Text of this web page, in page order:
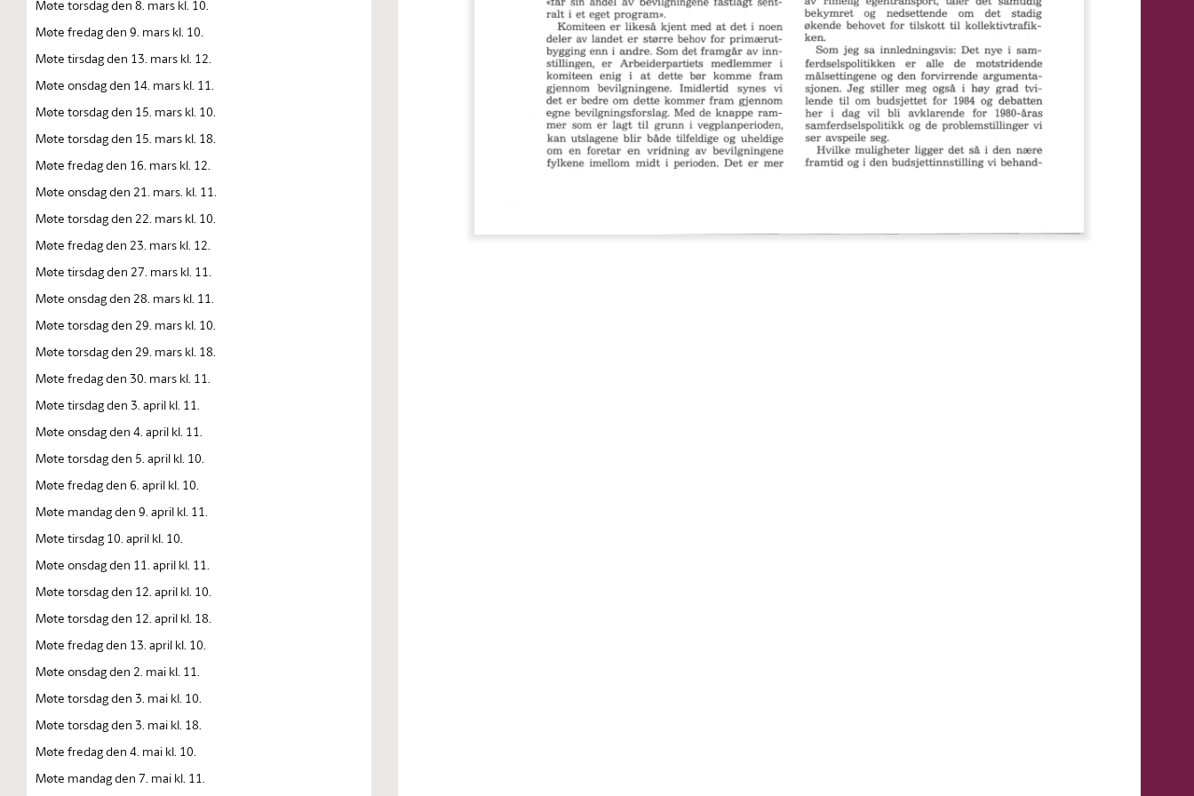
Møte torsdag den 8. mars kl. 10.
Møte fredag den 9. mars kl. 10.
Møte tirsdag den 13. mars kl. 12.
Møte onsdag den 14. mars kl. 11.
Møte torsdag den 15. mars kl. 10.
Møte torsdag den 15. mars kl. 18.
Møte fredag den 16. mars kl. 12.
Møte onsdag den 21. mars. kl. 11.
Møte torsdag den 22. mars kl. 10.
Møte fredag den 23. mars kl. 12.
Møte tirsdag den 27. mars kl. 11.
Møte onsdag den 28. mars kl. 11.
Møte torsdag den 29. mars kl. 10.
Møte torsdag den 29. mars kl. 18.
Møte fredag den 30. mars kl. 11.
Møte tirsdag den 3. april kl. 11.
Møte onsdag den 4. april kl. 11.
Møte torsdag den 5. april kl. 10.
Møte fredag den 6. april kl. 10.
Møte mandag den 9. april kl. 11.
Møte tirsdag 10. april kl. 10.
Møte onsdag den 11. april kl. 11.
Møte torsdag den 12. april kl. 10.
Møte torsdag den 12. april kl. 18.
Møte fredag den 13. april kl. 10.
Møte onsdag den 2. mai kl. 11.
Møte torsdag den 3. mai kl. 10.
Møte torsdag den 3. mai kl. 18.
Møte fredag den 4. mai kl. 10.
Møte mandag den 7. mai kl. 11.